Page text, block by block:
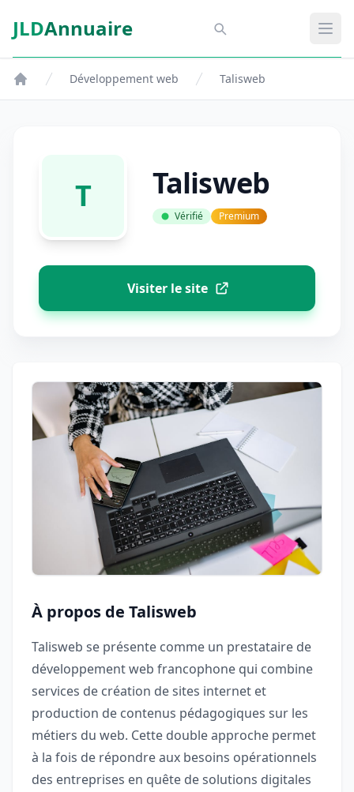
Aspect SDM
JLDAnnuaire
Développement web Talisweb
T Talisweb
Vérifié Premium
Visiter le site
À propos de Talisweb
Talisweb se présente comme un prestataire de
développement web francophone qui combine
services de création de sites internet et
production de contenus pédagogiques sur les
métiers du web. Cette double approche permet
à la fois de répondre aux besoins opérationnels
des entreprises en quête de solutions digitales